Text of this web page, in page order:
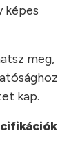
képes
meg,
kap.